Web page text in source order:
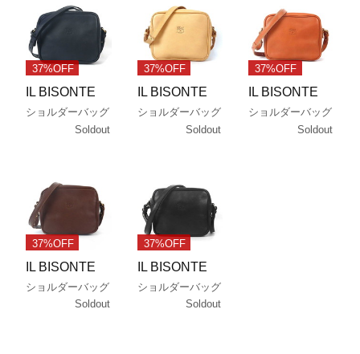
37%OFF
IL BISONTE
ショルダーバッグ
Soldout
37%OFF
IL BISONTE
ショルダーバッグ
Soldout
37%OFF
IL BISONTE
ショルダーバッグ
Soldout
37%OFF
IL BISONTE
ショルダーバッグ
Soldout
37%OFF
IL BISONTE
ショルダーバッグ
Soldout